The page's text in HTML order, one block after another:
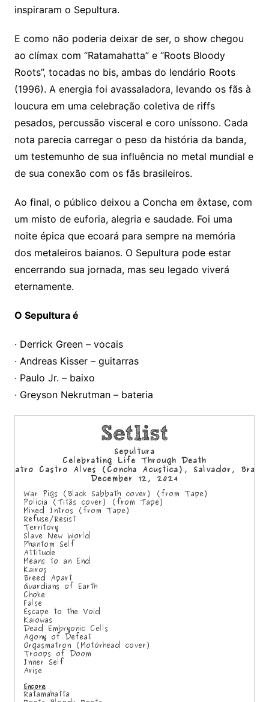
inspiraram o Sepultura.
E como não poderia deixar de ser, o show chegou
ao clímax com “Ratamahatta” e “Roots Bloody
Roots”, tocadas no bis, ambas do lendário Roots
(1996). A energia foi avassaladora, levando os fãs à
loucura em uma celebração coletiva de riffs
pesados, percussão visceral e coro uníssono. Cada
nota parecia carregar o peso da história da banda,
um testemunho de sua influência no metal mundial e
de sua conexão com os fãs brasileiros.
Ao final, o público deixou a Concha em êxtase, com
um misto de euforia, alegria e saudade. Foi uma
noite épica que ecoará para sempre na memória
dos metaleiros baianos. O Sepultura pode estar
encerrando sua jornada, mas seu legado viverá
eternamente.
O Sepultura é
· Derrick Green – vocais
· Andreas Kisser – guitarras
· Paulo Jr. – baixo
· Greyson Nekrutman – bateria